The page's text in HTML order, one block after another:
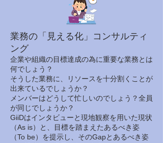
業務の「見える化」コンサルティ
ング
企業や組織の目標達成の為に重要な業務とは
何でしょう？
そうした業務に、リソースを十分割くことが
出来ているでしょうか？
メンバーはどうして忙しいのでしょう？全員
が同じでしょうか？
GiiDはインタビューと現地観察を用いた現状
（As is）と、目標を踏まえたあるべき姿
（To be）を提示し、そのGapとあるべき姿